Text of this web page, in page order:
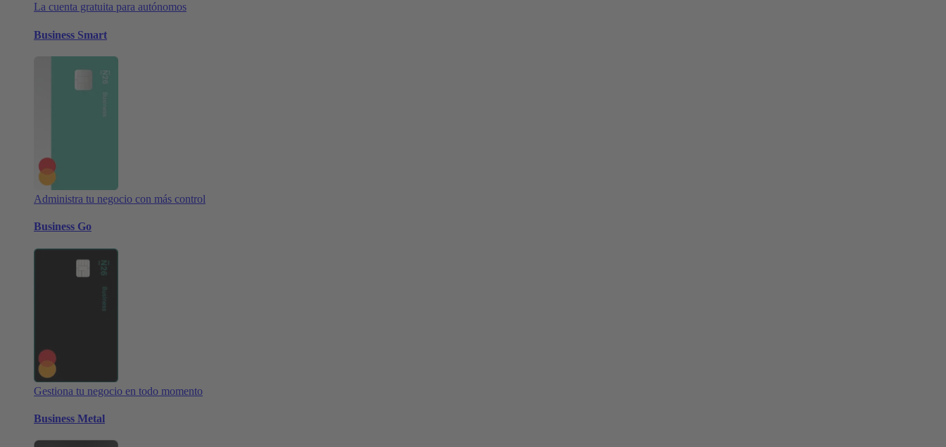
La cuenta gratuita para autónomos
Business Smart
Administra tu negocio con más control
Business Go
Gestiona tu negocio en todo momento
Business Metal